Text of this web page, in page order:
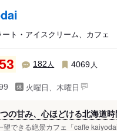
ト・アイスクリーム、カフェ
182人 4069 人
火曜日、木曜日
の甘み、心ほどける北海道
できる絶景カフェ「caffe